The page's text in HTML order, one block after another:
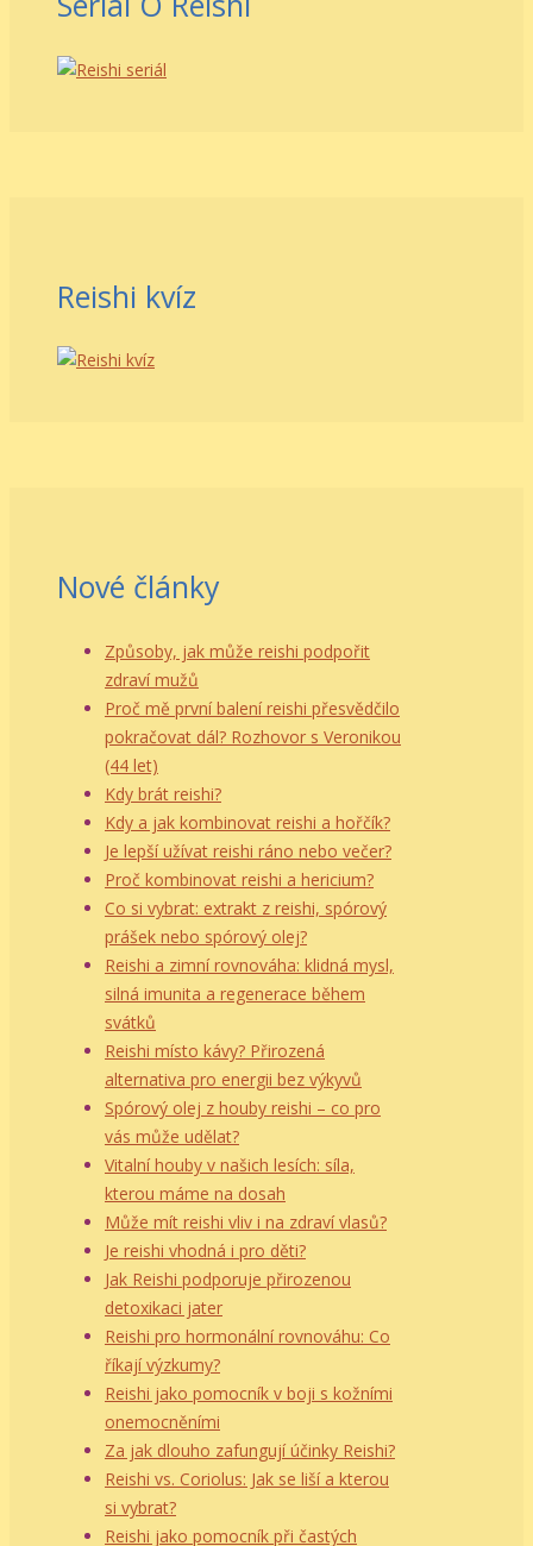
Reishi kvíz
Nové články
Způsoby, jak může reishi podpořit
zdraví mužů
Proč mě první balení reishi přesvědčilo
pokračovat dál? Rozhovor s Veronikou
(44 let)
Kdy brát reishi?
Kdy a jak kombinovat reishi a hořčík?
Je lepší užívat reishi ráno nebo večer?
Proč kombinovat reishi a hericium?
Co si vybrat: extrakt z reishi, spórový
prášek nebo spórový olej?
Reishi a zimní rovnováha: klidná mysl,
silná imunita a regenerace během
svátků
Reishi místo kávy? Přirozená
alternativa pro energii bez výkyvů
Spórový olej z houby reishi – co pro
vás může udělat?
Vitalní houby v našich lesích: síla,
kterou máme na dosah
Může mít reishi vliv i na zdraví vlasů?
Je reishi vhodná i pro děti?
Jak Reishi podporuje přirozenou
detoxikaci jater
Reishi pro hormonální rovnováhu: Co
říkají výzkumy?
Reishi jako pomocník v boji s kožními
onemocněními
Za jak dlouho zafungují účinky Reishi?
Reishi vs. Coriolus: Jak se liší a kterou
si vybrat?
Reishi jako pomocník při častých